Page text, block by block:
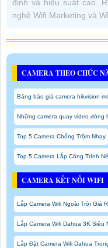
định và hiệu suất cao.
nghệ Wifi Marketing và
CAMERA THEO CHỨC
Bảng báo giá camera hikvision
Những camera quay video đóng
Top 5 Camera Chống Trộm Nhạy
Top 5 Camera Lắp Công Trình
CAMERA KẾT NỐI WIFI
Lắp Camera Wifi Ngoài Trời Giá
Lắp Camera Wifi Dahua 3K Siêu
Lắp Đặt Camera Wifi Dahua